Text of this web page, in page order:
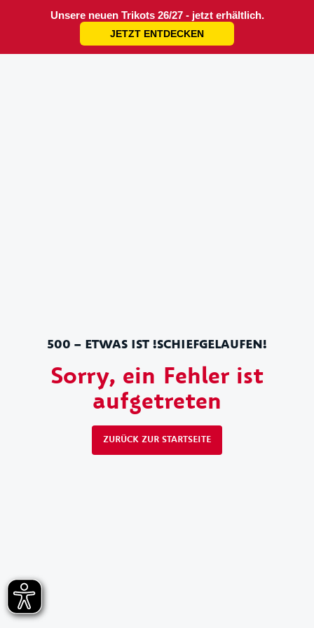
Unsere neuen Trikots 26/27 - jetzt erhältlich.
JETZT ENTDECKEN
500 – ETWAS IST !SCHIEFGELAUFEN!
Sorry, ein Fehler ist
aufgetreten
ZURÜCK ZUR STARTSEITE